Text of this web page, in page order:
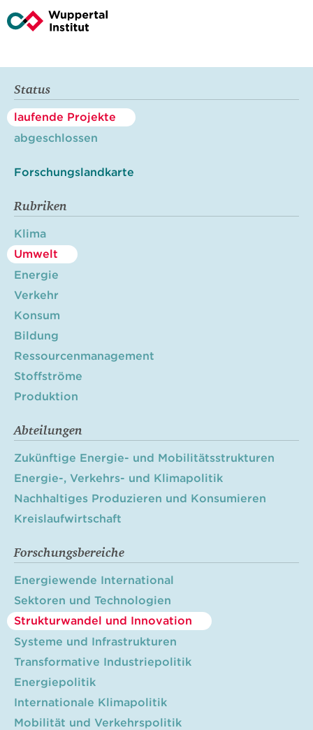
Status
laufende Projekte
abgeschlossen
Forschungslandkarte
Rubriken
Klima
Umwelt
Energie
Verkehr
Konsum
Bildung
Ressourcenmanagement
Stoffströme
Produktion
Abteilungen
Zukünftige Energie- und Mobilitätsstrukturen
Energie-, Verkehrs- und Klimapolitik
Nachhaltiges Produzieren und Konsumieren
Kreislaufwirtschaft
Forschungsbereiche
Energiewende International
Sektoren und Technologien
Strukturwandel und Innovation
Systeme und Infrastrukturen
Transformative Industriepolitik
Energiepolitik
Internationale Klimapolitik
Mobilität und Verkehrspolitik